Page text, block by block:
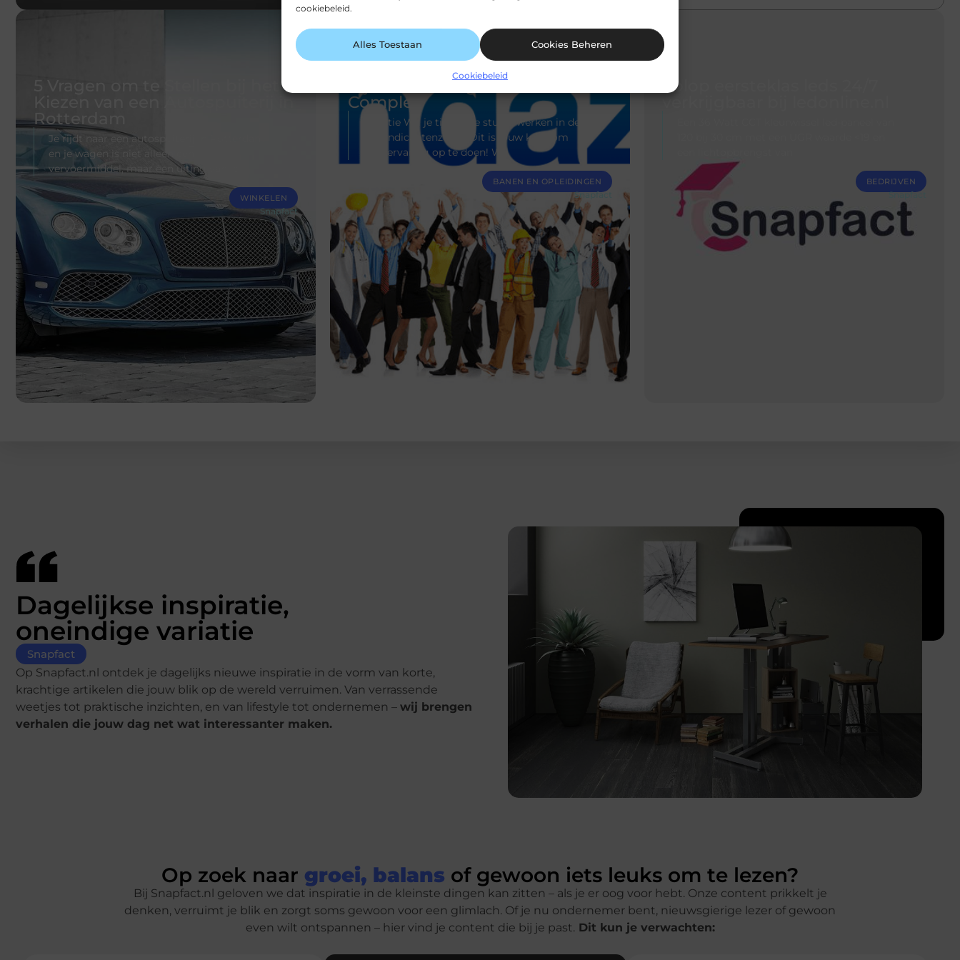
cookiebeleid.
Alles Toestaan Cookies Beheren
Cookiebeleid
Rotterdam
Je rijdt naar een autospuiterij in Rotterdam
en je wagen is niet alleen een
vervoermiddel, maar een uiting van je
WINKELEN
Snapfact
Bijbaan als Begeleider Wonen
Complex
Functie Wil je tijdens je studie werken in de
gehandicaptenzorg? Dit is jouw kans om
werkervaring op te doen! Wil
BANEN EN OPLEIDINGEN
Snapfact
Volop eersteklas leds 24/7
BEDRIJVEN
Snapfact
Dagelijkse inspiratie,
oneindige variatie
Snapfact
Op Snapfact.nl ontdek je dagelijks nieuwe inspiratie in de vorm van korte,
krachtige artikelen die jouw blik op de wereld verruimen. Van verrassende
weetjes tot praktische inzichten, en van lifestyle tot ondernemen – wij brengen
verhalen die jouw dag net wat interessanter maken.
Op zoek naar groei, balans of gewoon iets leuks om te lezen?
Bij Snapfact.nl geloven we dat inspiratie in de kleinste dingen kan zitten – als je er oog voor hebt. Onze content prikkelt je
denken, verruimt je blik en zorgt soms gewoon voor een glimlach. Of je nu ondernemer bent, nieuwsgierige lezer of gewoon
even wilt ontspannen – hier vind je content die bij je past. Dit kun je verwachten: